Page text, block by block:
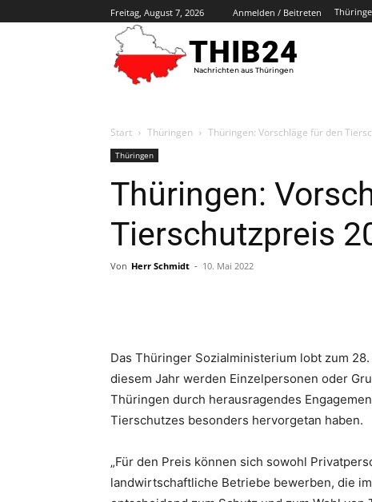
Freitag, August 7, 2026 Anmelden / Beitreten
THIB24
Nachrichten aus Thüringen
Start Thüringen Thüringen: Vorschläge für den
Thüringen
Thüringen:
Tierschutzpreis
Von Herr Schmidt - 10. Mai 2022
Das Thüringer Sozialministerium lobt zum
diesem Jahr werden Einzelpersonen oder
Thüringen durch herausragendes
Tierschutzes besonders hervorgetan haben.
„Für den Preis können sich sowohl
landwirtschaftliche Betriebe bewerben, die